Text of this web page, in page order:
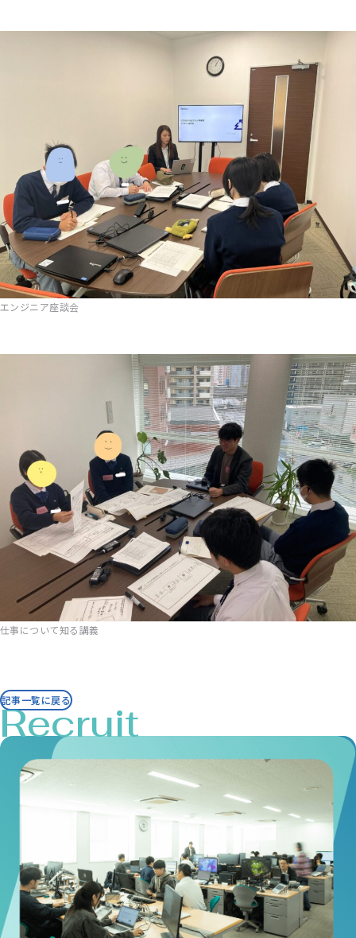
エンジニア座談会
仕事について知る講義
記事一覧に戻る